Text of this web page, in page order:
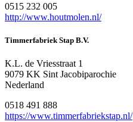
0515 232 005
http://www.houtmolen.nl/
Timmerfabriek Stap B.V.
K.L. de Vriesstraat 1
9079 KK Sint Jacobiparochie
Nederland
0518 491 888
https://www.timmerfabriekstap.nl/